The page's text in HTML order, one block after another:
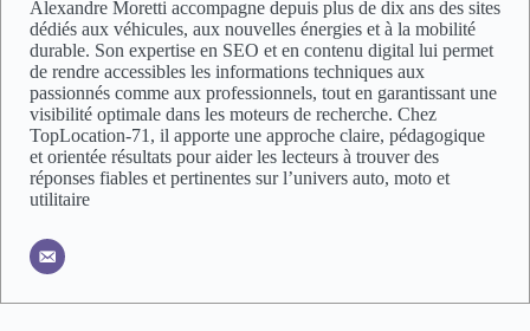
Alexandre Moretti accompagne depuis plus de dix ans des sites
dédiés aux véhicules, aux nouvelles énergies et à la mobilité
durable. Son expertise en SEO et en contenu digital lui permet
de rendre accessibles les informations techniques aux
passionnés comme aux professionnels, tout en garantissant une
visibilité optimale dans les moteurs de recherche. Chez
TopLocation-71, il apporte une approche claire, pédagogique
et orientée résultats pour aider les lecteurs à trouver des
réponses fiables et pertinentes sur l’univers auto, moto et
utilitaire